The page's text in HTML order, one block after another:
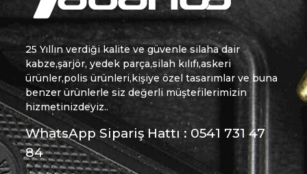
25 Yıllın verdiği kalite ve güvenle silaha dair
kabze,şarjör, yedek parça,silah kılıfı,askeri
ürünler,polis ürünleri,kişiye özel tasarımlar ve buna
benzer ürünlerle siz değerli müşterilerimizin
hizmetinizdeyiz..
WhatsApp Sipariş Hattı : 0541 731 47
84